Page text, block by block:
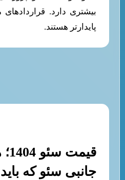
بیشتری دارد.
پایدارتر هستند.
جانبی سئو که باید